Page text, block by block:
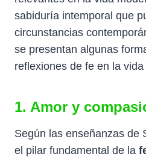
sabiduría intemporal que
circunstancias
se presentan algunas
reflexiones de fe en la vida
1. Amor y
Según las enseñanzas de
el pilar fundamental de la